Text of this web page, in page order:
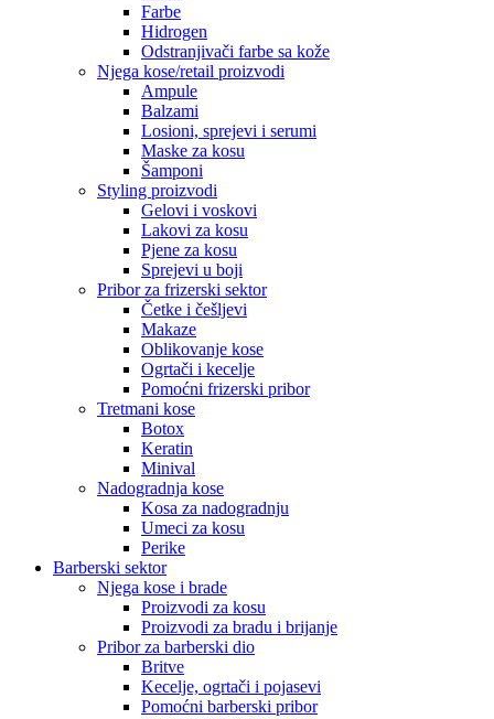
Farbe
Hidrogen
Odstranjivači farbe sa kože
Njega kose/retail proizvodi
Ampule
Balzami
Losioni, sprejevi i serumi
Maske za kosu
Šamponi
Styling proizvodi
Gelovi i voskovi
Lakovi za kosu
Pjene za kosu
Sprejevi u boji
Pribor za frizerski sektor
Četke i češljevi
Makaze
Oblikovanje kose
Ogrtači i kecelje
Pomoćni frizerski pribor
Tretmani kose
Botox
Keratin
Minival
Nadogradnja kose
Kosa za nadogradnju
Umeci za kosu
Perike
Barberski sektor
Njega kose i brade
Proizvodi za kosu
Proizvodi za bradu i brijanje
Pribor za barberski dio
Britve
Kecelje, ogrtači i pojasevi
Pomoćni barberski pribor